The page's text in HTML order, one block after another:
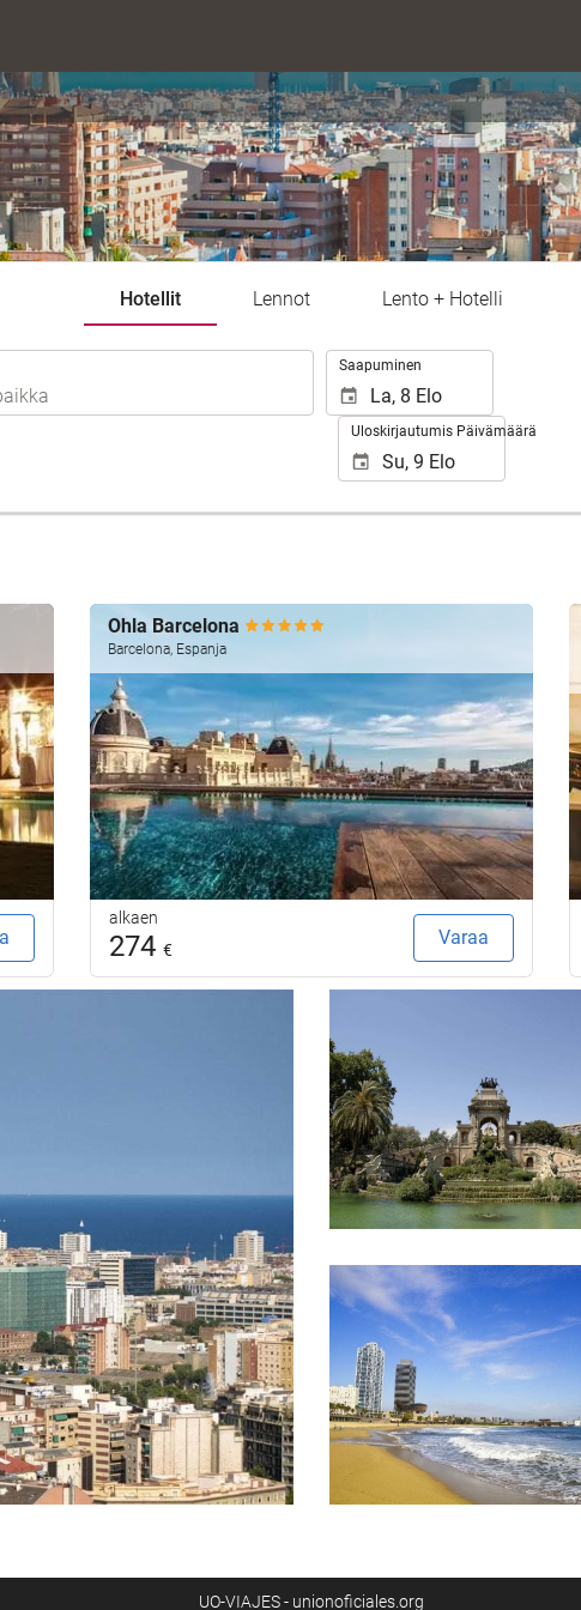
Hotellit Lennot Lento + Hotelli
Saapuminen
Uloskirjautumis Päivämäärä
Ohla Barcelona
Barcelona, Espanja
alkaen
274 €
Varaa
UO-VIAJES - unionoficiales.org